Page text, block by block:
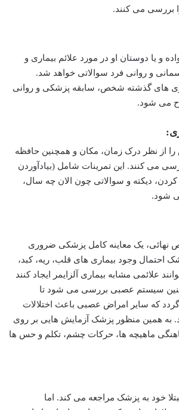
بررسی می کنند.
و یا دوستان او در مورد علائم بیماری و
و روانی فرد سوالاتی خواهد شد.
های گذشته شخص، سابقه پزشکی و روانی
می شود.
از نظر درک زمان، مکان و همچنین حافظه
می کنند. این تمرینات شامل (بیادآوردن
دیکته و سوالاتی چون الان چه سال،
شود.
نهائی، یک معاینه کامل پزشکی ضروری
احتمال وجود بیماری های قلب، ریه، کبد،
علائمی مشابه بیماری آلزایمر ایجاد کنند
سیستم عصبی بررسی می شود تا
که سایر امراض عصبی باعث اختلالات
به همین منظور پزشک آزمایش هایی بر روی
ماهیچه ها، حرکات چشم، تکلم و حس ها
خود به پزشک مراجعه می کند. اما